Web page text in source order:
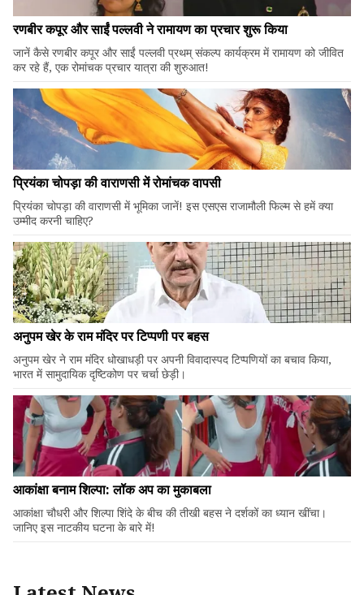
रणबीर कपूर और साईं पल्लवी ने रामायण का प्रचार शुरू किया
जानें कैसे रणबीर कपूर और साईं पल्लवी प्रथम् संकल्प कार्यक्रम में रामायण को जीवित
कर रहे हैं, एक रोमांचक प्रचार यात्रा की शुरुआत!
प्रियंका चोपड़ा की वाराणसी में रोमांचक वापसी
प्रियंका चोपड़ा की वाराणसी में भूमिका जानें! इस एसएस राजामौली फिल्म से हमें क्या
उम्मीद करनी चाहिए?
अनुपम खेर के राम मंदिर पर टिप्पणी पर बहस
अनुपम खेर ने राम मंदिर धोखाधड़ी पर अपनी विवादास्पद टिप्पणियों का बचाव किया,
भारत में सामुदायिक दृष्टिकोण पर चर्चा छेड़ी।
आकांक्षा बनाम शिल्पा: लॉक अप का मुकाबला
आकांक्षा चौधरी और शिल्पा शिंदे के बीच की तीखी बहस ने दर्शकों का ध्यान खींचा।
जानिए इस नाटकीय घटना के बारे में!